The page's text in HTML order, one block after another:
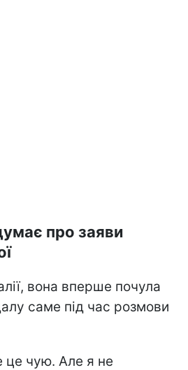
про заяви
вона вперше почула
саме під час розмови
це чую. Але я не